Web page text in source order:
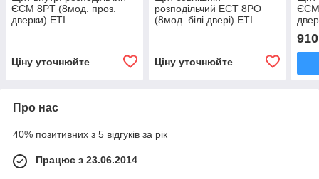
ЄСМ 8PT (8мод. проз.
дверки) ETI
Ціну уточнюйте
розподільчий ECT 8PO
(8мод. білі двері) ETI
Ціну уточнюйте
ЄСМ
910
Про нас
40% позитивних з 5 відгуків за рік
Працює з 23.06.2014